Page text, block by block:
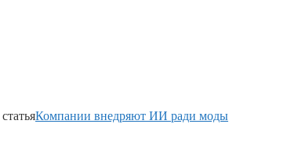
Компании внедряют ИИ ради моды